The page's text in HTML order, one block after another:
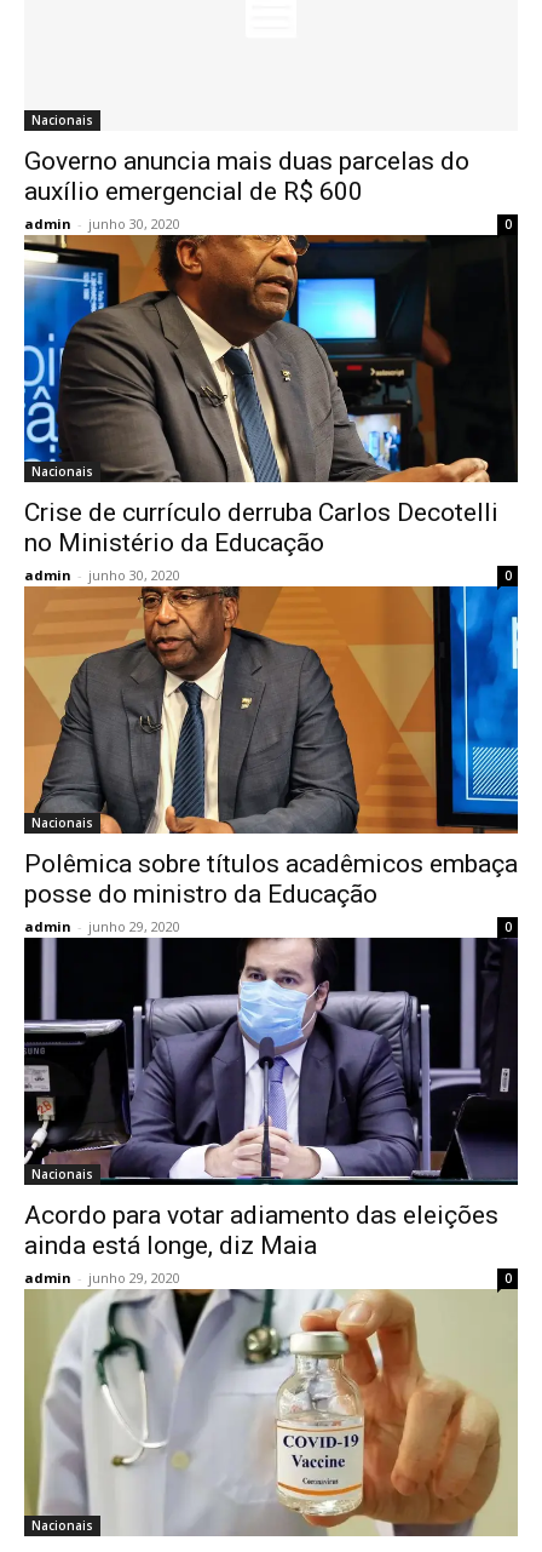
Nacionais
Governo anuncia mais duas parcelas do
auxílio emergencial de R$ 600
admin - junho 30, 2020 0
Nacionais
Crise de currículo derruba Carlos Decotelli
no Ministério da Educação
admin - junho 30, 2020 0
Nacionais
Polêmica sobre títulos acadêmicos embaça
posse do ministro da Educação
admin - junho 29, 2020 0
Nacionais
Acordo para votar adiamento das eleições
ainda está longe, diz Maia
admin - junho 29, 2020 0
Nacionais